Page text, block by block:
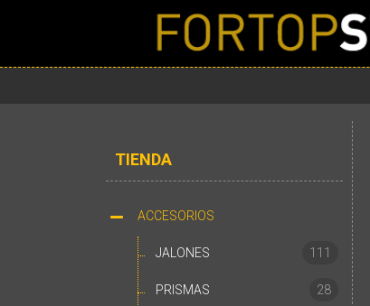
TIENDA
ACCESORIOS
JALONES 111
PRISMAS 28